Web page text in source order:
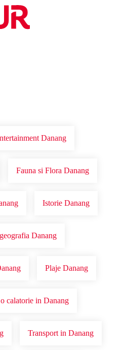
OFERTE DE NERATAT
Danang
Fauna si Flora Danang
Istorie Danang
Danang
Plaje Danang
calatorie in Danang
Transport in Danang